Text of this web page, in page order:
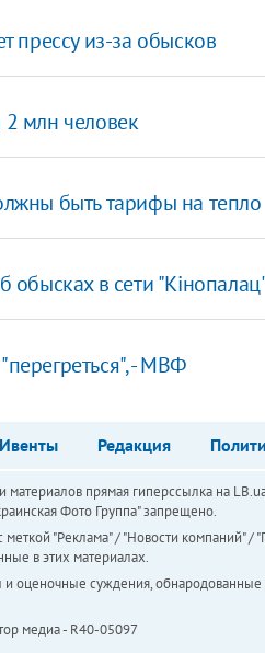
прессу из-за обысков
млн человек
быть тарифы на тепло
обысках в сети
- МВФ
Ивенты Редакция
прямая гиперссылка на
Фото Группа" запрещено.
"Реклама" / "Новости компаний" /
в этих материалах.
и оценочные суждения,
медиа - R40-05097